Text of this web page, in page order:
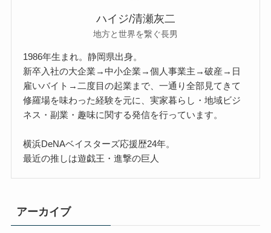
ハイジ/清瀬灰二
地方と世界を繋ぐ長男
1986年生まれ。静岡県出身。
新卒入社の大企業→中小企業→個人事業主→破産→日
雇いバイト→二度目の起業まで、一通り全部見てきて
修羅場を味わった経験を元に、実家暮らし・地域ビジ
ネス・副業・趣味に関する発信を行っています。
横浜DeNAベイスターズ応援歴24年。
最近の推しは遊戯王・進撃の巨人
アーカイブ